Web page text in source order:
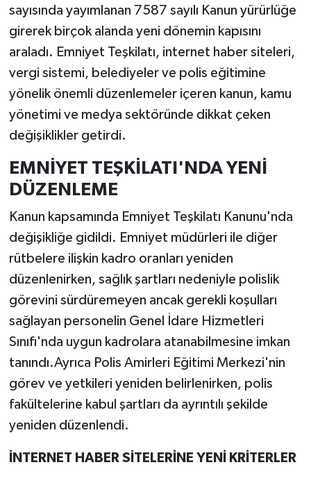
sayısında yayımlanan 7587 sayılı Kanun yürürlüğe
girerek birçok alanda yeni dönemin kapısını
araladı. Emniyet Teşkilatı, internet haber siteleri,
vergi sistemi, belediyeler ve polis eğitimine
yönelik önemli düzenlemeler içeren kanun, kamu
yönetimi ve medya sektöründe dikkat çeken
değişiklikler getirdi.
EMNİYET TEŞKİLATI'NDA YENİ
DÜZENLEME
Kanun kapsamında Emniyet Teşkilatı Kanunu'nda
değişikliğe gidildi. Emniyet müdürleri ile diğer
rütbelere ilişkin kadro oranları yeniden
düzenlenirken, sağlık şartları nedeniyle polislik
görevini sürdüremeyen ancak gerekli koşulları
sağlayan personelin Genel İdare Hizmetleri
Sınıfı'nda uygun kadrolara atanabilmesine imkan
tanındı.Ayrıca Polis Amirleri Eğitimi Merkezi'nin
görev ve yetkileri yeniden belirlenirken, polis
fakültelerine kabul şartları da ayrıntılı şekilde
yeniden düzenlendi.
İNTERNET HABER SİTELERİNE YENİ KRİTERLER